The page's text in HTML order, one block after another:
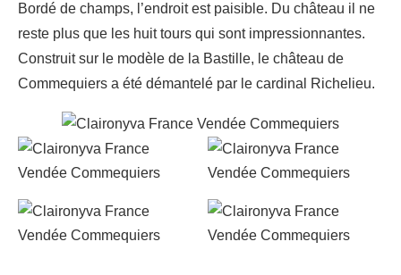
Bordé de champs, l’endroit est paisible. Du château il ne
reste plus que les huit tours qui sont impressionnantes.
Construit sur le modèle de la Bastille, le château de
Commequiers a été démantelé par le cardinal Richelieu.